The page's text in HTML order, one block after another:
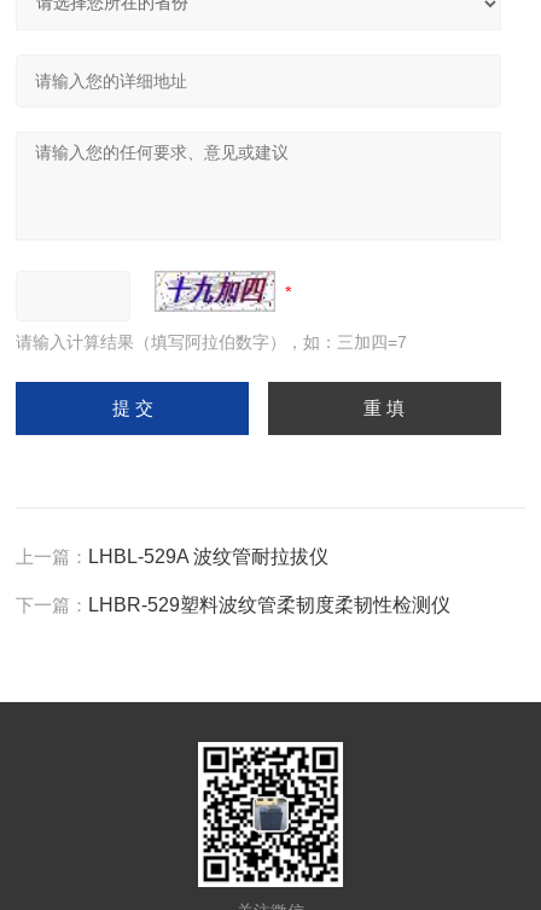
请输入计算结果（填写阿拉伯数字），如：三加四=7
上一篇： LHBL-529A 波纹管耐拉拔仪
下一篇： LHBR-529塑料波纹管柔韧度柔韧性检测仪